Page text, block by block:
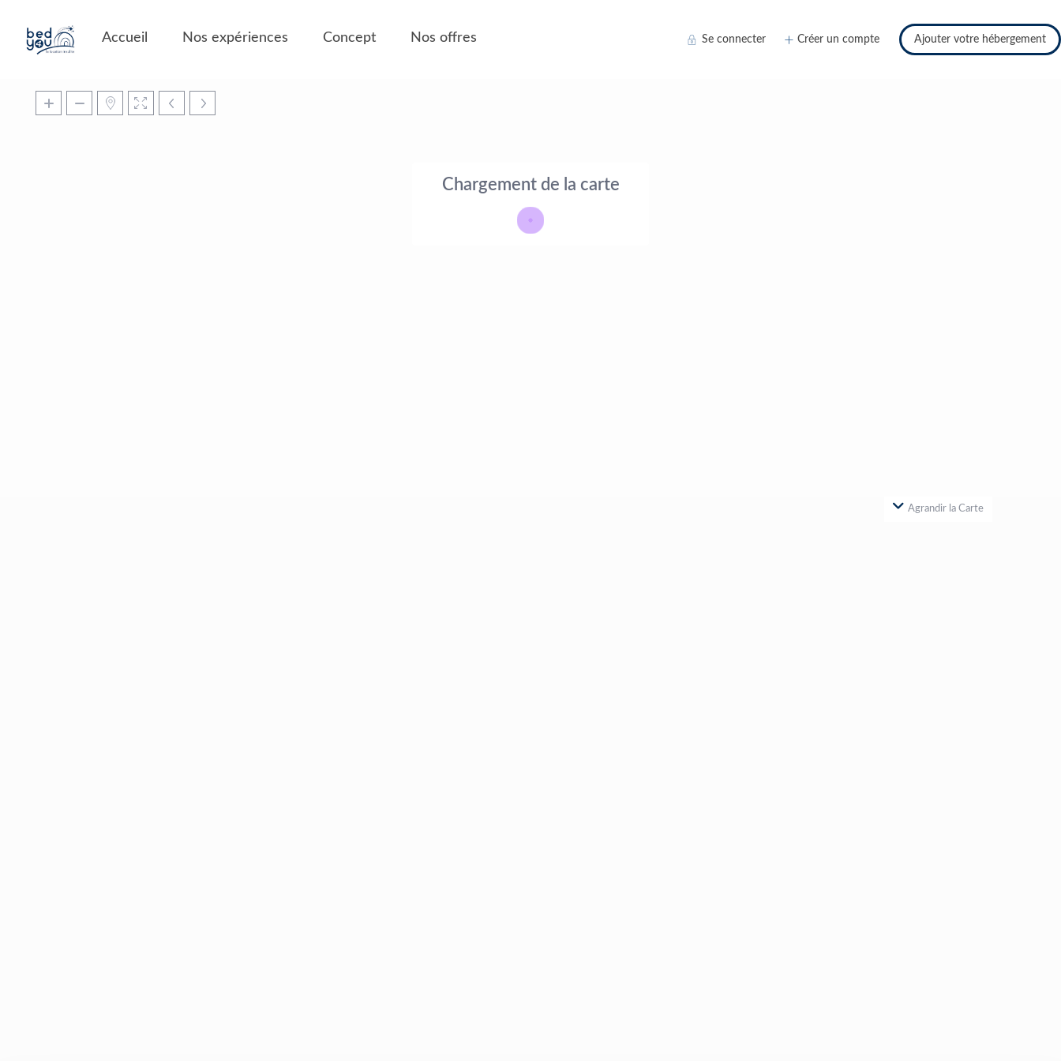
Se connecter Créer un compte Ajouter votre hébergement
Accueil Nos expériences Concept Nos offres
Chargement de la carte
Agrandir la Carte